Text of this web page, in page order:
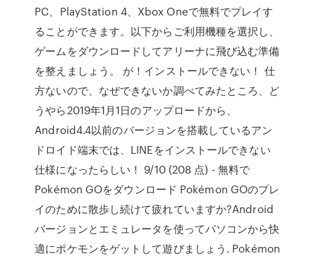
PC、PlayStation 4、Xbox Oneで無料でプレイす
ることができます。以下からご利用機種を選択し、
ゲームをダウンロードしてアリーナに飛び込む準備
を整えましょう。 が！インストールできない！ 仕
方ないので、なぜできないか調べてみたところ、ど
うやら2019年1月1日のアップロードから、
Android4.4以前のバージョンを搭載しているアン
ドロイド端末では、LINEをインストールできない
仕様になったらしい！ 9/10 (208 点) - 無料で
Pokémon GOをダウンロード Pokémon GOのプレ
イのために散歩し続けて疲れていますか?Android
バージョンとエミュレータを使ってパソコンから快
適にポケモンをゲットして遊びましょう. Pokémon